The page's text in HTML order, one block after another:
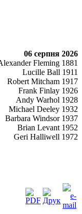
06 серпня 2026
Fleming 1881
Lucille Ball 1911
Robert Mitcham 1917
Frank Finlay 1926
Andy Warhol 1928
Michael Deeley 1932
Barbara Windsor 1937
Brian Levant 1952
Geri Halliwell 1972